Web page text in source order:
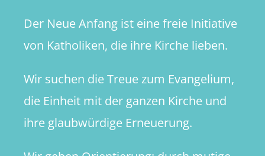
reden?
Der Neue Anfang ist eine freie Initiative
von Katholiken, die ihre Kirche lieben.
Wir suchen die Treue zum Evangelium,
die Einheit mit der ganzen Kirche und
ihre glaubwürdige Erneuerung.